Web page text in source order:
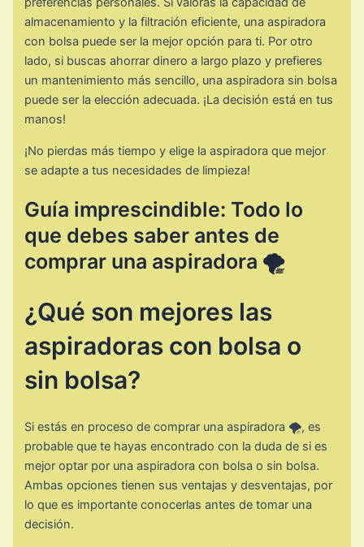
almacenamiento y la filtración eficiente, una aspiradora
con bolsa puede ser la mejor opción para ti. Por otro
lado, si buscas ahorrar dinero a largo plazo y prefieres
un mantenimiento más sencillo, una aspiradora sin bolsa
puede ser la elección adecuada. ¡La decisión está en tus
manos!
¡No pierdas más tiempo y elige la aspiradora que mejor
se adapte a tus necesidades de limpieza!
Guía imprescindible: Todo lo
que debes saber antes de
comprar una aspiradora 🌪️
¿Qué son mejores las
aspiradoras con bolsa o
sin bolsa?
Si estás en proceso de comprar una aspiradora 🌪️, es
probable que te hayas encontrado con la duda de si es
mejor optar por una aspiradora con bolsa o sin bolsa.
Ambas opciones tienen sus ventajas y desventajas, por
lo que es importante conocerlas antes de tomar una
decisión.